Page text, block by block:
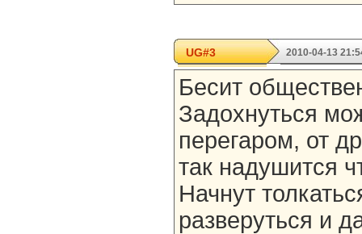
UG#3 2010-04-13
Бесит
Задохнуться
перегаром, от
так надушится
Начнут
разверуться и